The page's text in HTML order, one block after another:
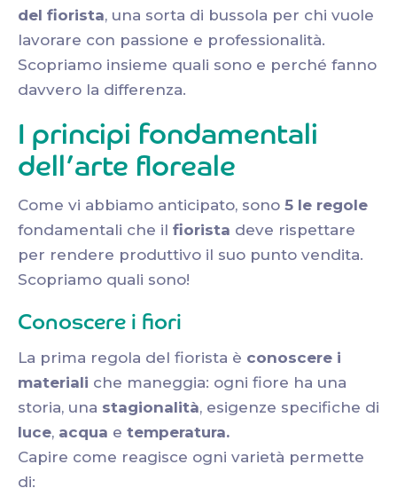
del fiorista, una sorta di bussola per chi vuole
lavorare con passione e professionalità.
Scopriamo insieme quali sono e perché fanno
davvero la differenza.
I principi fondamentali
dell’arte floreale
Come vi abbiamo anticipato, sono 5 le regole
fondamentali che il fiorista deve rispettare
per rendere produttivo il suo punto vendita.
Scopriamo quali sono!
Conoscere i fiori
La prima regola del fiorista è conoscere i
materiali che maneggia: ogni fiore ha una
storia, una stagionalità, esigenze specifiche di
luce, acqua e temperatura.
Capire come reagisce ogni varietà permette
di: